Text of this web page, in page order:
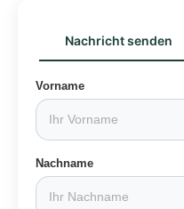
Nachricht senden
Vorname
Nachname